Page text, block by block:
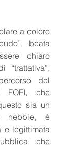
a coloro
beata
chiaro
“trattativa”,
del
FOFI, che
sia un
nebbie, è
e legittimata
che